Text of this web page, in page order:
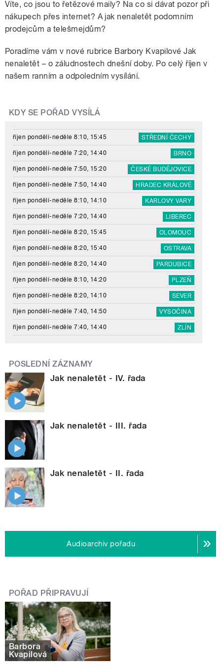
Víte, co jsou to řetězové maily? Na co si dávat pozor při
nákupech přes internet? A jak nenaletět podomním
prodejcům a telešmejdům?
Poradíme vám v nové rubrice Barbory Kvapilové Jak
nenaletět – o záludnostech dnešní doby. Po celý říjen v
našem ranním a odpoledním vysílání.
KDY SE POŘAD VYSÍLÁ
říjen pondělí-neděle 8:10, 15:45 STŘEDNÍ ČECHY
říjen pondělí-neděle 7:20, 14:40 BRNO
říjen pondělí-neděle 7:50, 15:20 ČESKÉ BUDĚJOVICE
říjen pondělí-neděle 7:50, 14:40 HRADEC KRÁLOVÉ
říjen pondělí-neděle 8:10, 14:10 KARLOVY VARY
říjen pondělí-neděle 7:20, 14:40 LIBEREC
říjen pondělí-neděle 8:20, 15:45 OLOMOUC
říjen pondělí-neděle 8:20, 15:40 OSTRAVA
říjen pondělí-neděle 8:20, 14:40 PARDUBICE
říjen pondělí-neděle 8:10, 14:20 PLZEŇ
říjen pondělí-neděle 8:20, 14:10 SEVER
říjen pondělí-neděle 7:40, 14:50 VYSOČINA
říjen pondělí-neděle 7:40, 14:40 ZLÍN
POSLEDNÍ ZÁZNAMY
Jak nenaletět - IV. řada
Jak nenaletět - III. řada
Jak nenaletět - II. řada
Audioarchiv pořadu
POŘAD PŘIPRAVUJÍ
Barbora
Kvapilová